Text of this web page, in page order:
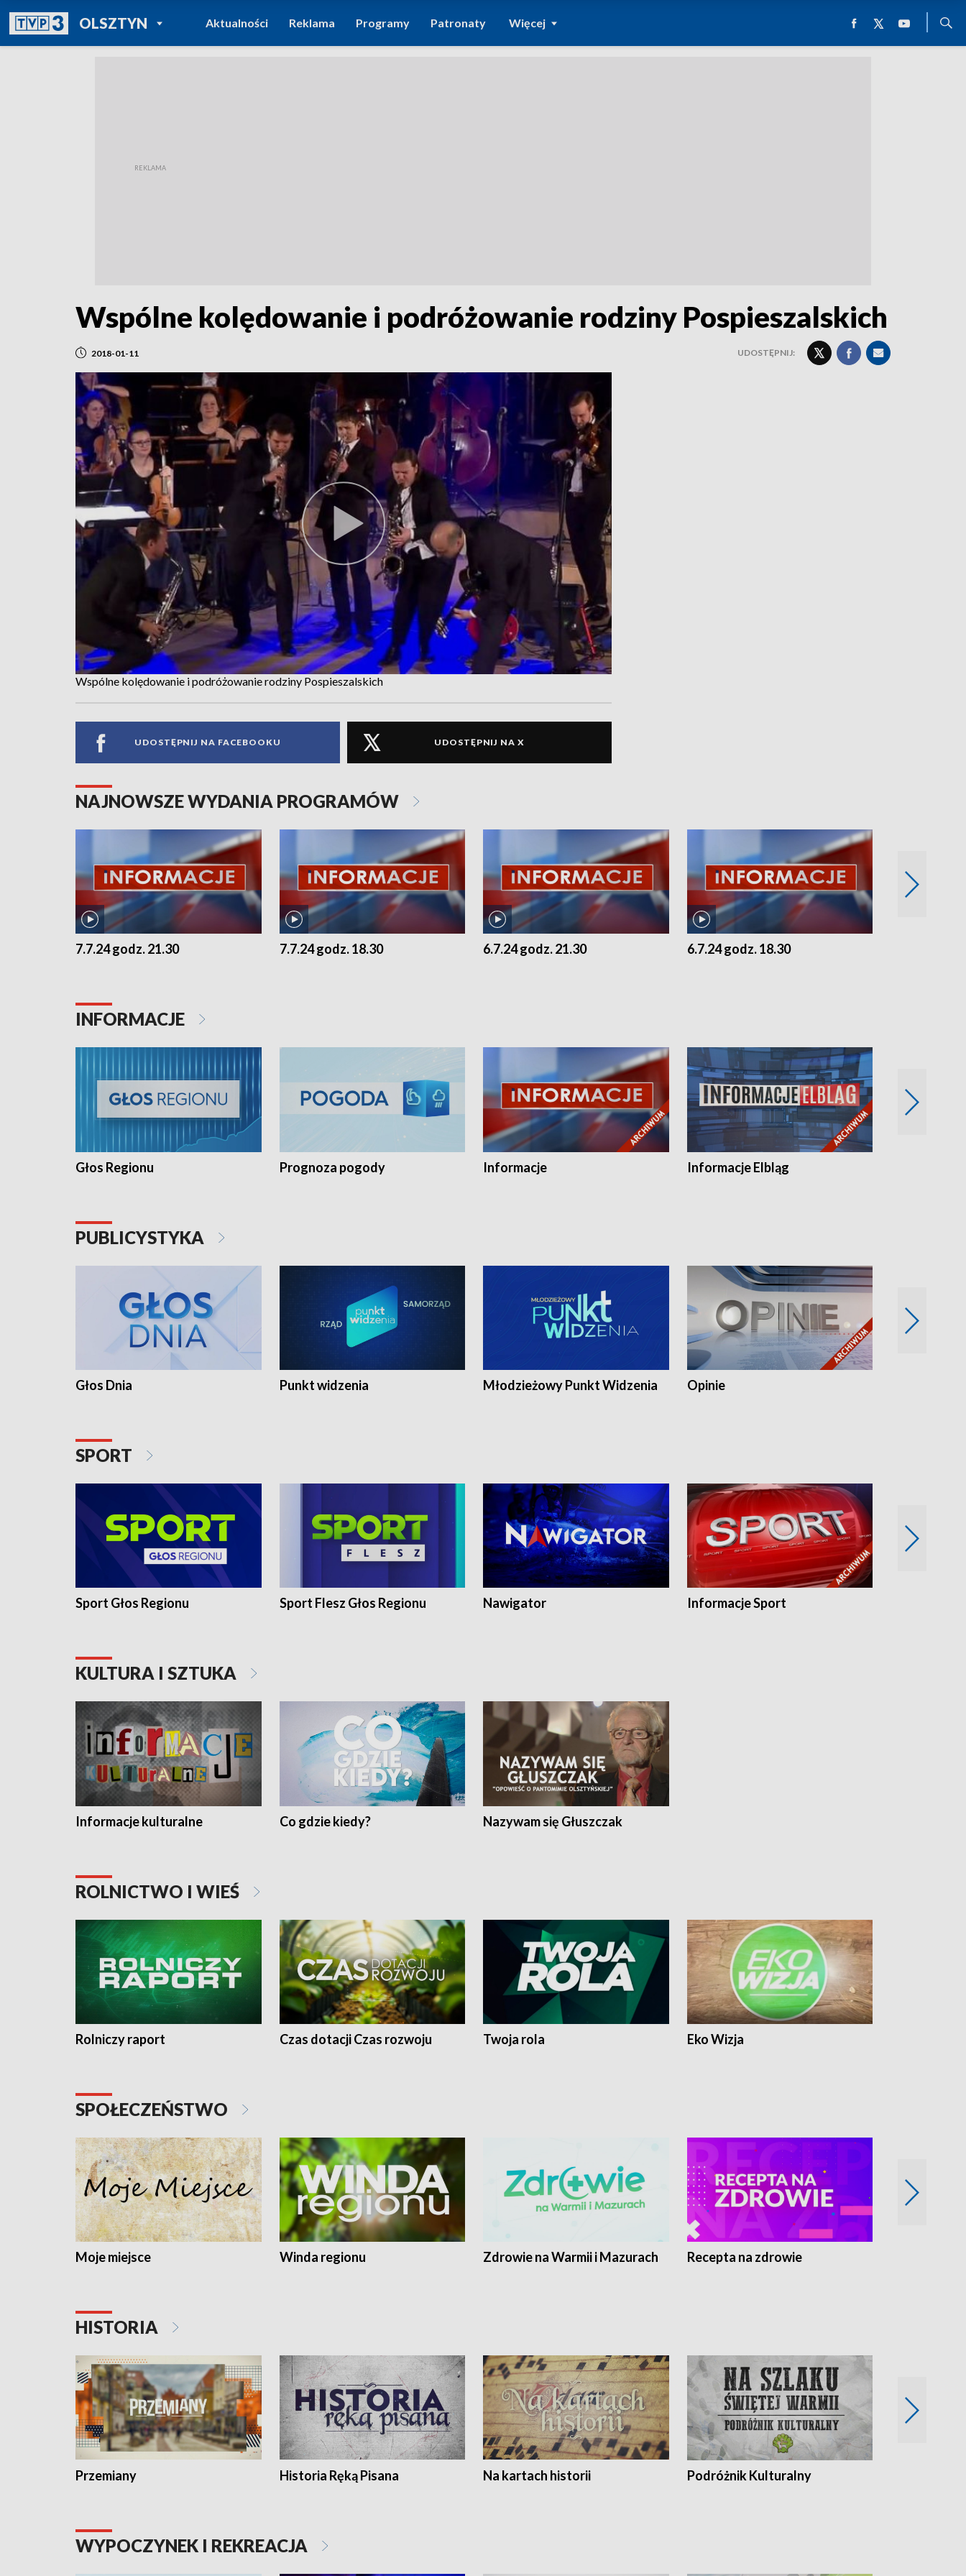
OLSZTYNPOWRÓT DO
TVP REGIONY
Aktualności Reklama Programy Patronaty Więcej
Wspólne kolędowanie i podróżowanie rodziny Pospieszalskich
2018-01-11 UDOSTĘPNIJ:
Wspólne kolędowanie i podróżowanie rodziny Pospieszalskich
UDOSTĘPNIJ NA FACEBOOKU UDOSTĘPNIJ NA X
NAJNOWSZE WYDANIA PROGRAMÓW
7.7.24 godz. 21.30 7.7.24 godz. 18.30 6.7.24 godz. 21.30 6.7.24 godz. 18.30
INFORMACJE
Głos Regionu Prognoza pogody Informacje Informacje Elbląg
PUBLICYSTYKA
Głos Dnia Punkt widzenia Młodzieżowy Punkt Widzenia Opinie
SPORT
Sport Głos Regionu Sport Flesz Głos Regionu Nawigator Informacje Sport
KULTURA I SZTUKA
Informacje kulturalne Co gdzie kiedy? Nazywam się Głuszczak
ROLNICTWO I WIEŚ
Rolniczy raport Czas dotacji Czas rozwoju Twoja rola Eko Wizja
SPOŁECZEŃSTWO
Moje miejsce Winda regionu Zdrowie na Warmii i Mazurach Recepta na zdrowie
HISTORIA
Przemiany Historia Ręką Pisana Na kartach historii Podróżnik Kulturalny
WYPOCZYNEK I REKREACJA